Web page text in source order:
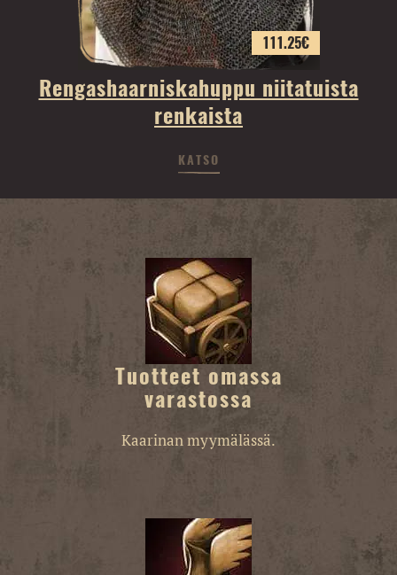
111.25€
Rengashaarniskahuppu niitatuista
renkaista
KATSO
Tuotteet omassa
varastossa
Kaarinan myymälässä.